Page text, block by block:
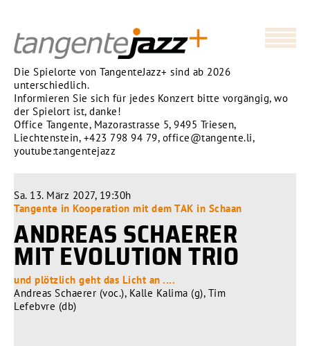
Die Spielorte von TangenteJazz+ sind ab 2026
unterschiedlich.
Informieren Sie sich für jedes Konzert bitte vorgängig, wo
der Spielort ist, danke!
Office Tangente, Mazorastrasse 5, 9495 Triesen,
Liechtenstein, +423 798 94 79, office@tangente.li,
youtube:tangentejazz
Sa. 13. März 2027, 19:30h
Tangente in Kooperation mit dem TAK in Schaan
ANDREAS SCHAERER
MIT EVOLUTION TRIO
und plötzlich geht das Licht an ....
Andreas Schaerer (voc.), Kalle Kalima (g), Tim
Lefebvre (db)